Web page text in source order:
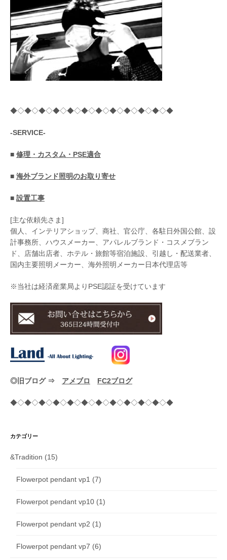
◆◇◆◇◆◇◆◇◆◇◆◇◆◇◆◇◆◇◆◇◆◇◆
-SERVICE-
■ 修理・カスタム・PSE適合
■ 海外ブランド照明のお取り寄せ
■ 設置工事
[主な依頼先さま]
個人、インテリアショップ、商社、官公庁、各駐日外国公館、設
計事務所、ハウスメーカー、アパレルブランド・コスメブラン
ド、店舗出店者、ホテル・旅館等宿泊施設、引越し・配送業者、
国内主要照明メーカー、海外照明メーカー日本代理店等
※当社は経済産業局よりPSE認証を受けています
◎旧ブログ ⇒ アメブロ FC2ブログ
◆◇◆◇◆◇◆◇◆◇◆◇◆◇◆◇◆◇◆◇◆◇◆
カテゴリー
&Tradition (15)
Flowerpot pendant vp1 (7)
Flowerpot pendant vp10 (1)
Flowerpot pendant vp2 (1)
Flowerpot pendant vp7 (6)